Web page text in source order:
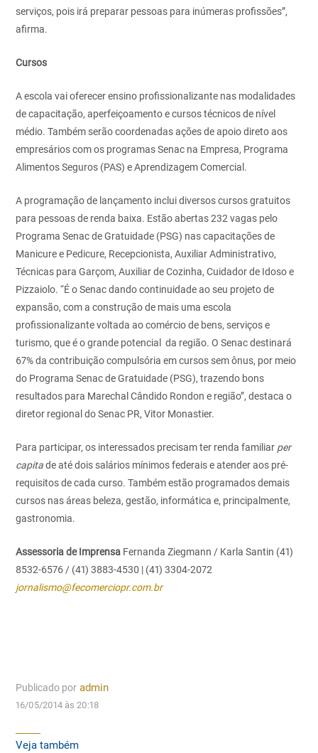
serviços, pois irá preparar pessoas para inúmeras profissões”,
afirma.
Cursos
A escola vai oferecer ensino profissionalizante nas modalidades
de capacitação, aperfeiçoamento e cursos técnicos de nível
médio. Também serão coordenadas ações de apoio direto aos
empresários com os programas Senac na Empresa, Programa
Alimentos Seguros (PAS) e Aprendizagem Comercial.
A programação de lançamento inclui diversos cursos gratuitos
para pessoas de renda baixa. Estão abertas 232 vagas pelo
Programa Senac de Gratuidade (PSG) nas capacitações de
Manicure e Pedicure, Recepcionista, Auxiliar Administrativo,
Técnicas para Garçom, Auxiliar de Cozinha, Cuidador de Idoso e
Pizzaiolo. “É o Senac dando continuidade ao seu projeto de
expansão, com a construção de mais uma escola
profissionalizante voltada ao comércio de bens, serviços e
turismo, que é o grande potencial da região. O Senac destinará
67% da contribuição compulsória em cursos sem ônus, por meio
do Programa Senac de Gratuidade (PSG), trazendo bons
resultados para Marechal Cândido Rondon e região”, destaca o
diretor regional do Senac PR, Vitor Monastier.
Para participar, os interessados precisam ter renda familiar per
capitade até dois salários mínimos federais e atender aos pré-
requisitos de cada curso. Também estão programados demais
cursos nas áreas beleza, gestão, informática e, principalmente,
gastronomia.
Assessoria de Imprensa Fernanda Ziegmann / Karla Santin (41)
8532-6576 / (41) 3883-4530 | (41) 3304-2072
jornalismo@fecomerciopr.com.br
Publicado por admin
16/05/2014 às 20:18
Veja também